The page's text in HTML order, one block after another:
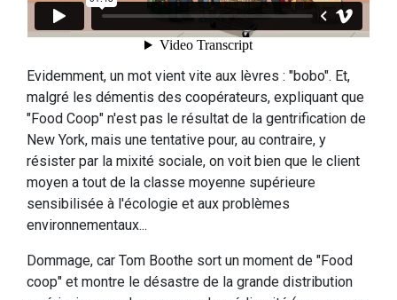
Evidemment, un mot vient vite aux lèvres : "bobo". Et,
malgré les démentis des coopérateurs, expliquant que
"Food Coop" n'est pas le résultat de la gentrification de
New York, mais une tentative pour, au contraire, y
résister par la mixité sociale, on voit bien que le client
moyen a tout de la classe moyenne supérieure
sensibilisée à l'écologie et aux problèmes
environnementaux...
Dommage, car Tom Boothe sort un moment de "Food
coop" et montre le désastre de la grande distribution